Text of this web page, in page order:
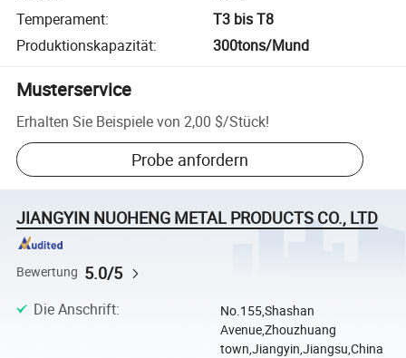
Temperament:
T3 bis T8
Produktionskapazität: 300tons/Mund
Musterservice
Erhalten Sie Beispiele von 2,00 $/Stück!
Probe anfordern
JIANGYIN NUOHENG METAL PRODUCTS CO., LTD
Bewertung 5.0/5
Die Anschrift:
No.155,Shashan
Avenue,Zhouzhuang
town,Jiangyin,Jiangsu,China